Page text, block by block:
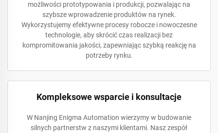
możliwości prototypowania i produkcji, pozwalając na
szybsze wprowadzenie produktów na rynek.
Wykorzystujemy efektywne procesy robocze i nowoczesne
technologie, aby skrócić czas realizacji bez
kompromitowania jakości, zapewniając szybką reakcję na
potrzeby rynku.
Kompleksowe wsparcie i konsultacje
W Nanjing Enigma Automation wierzymy w budowanie
silnych partnerstw z naszymi klientami. Nasz zespół